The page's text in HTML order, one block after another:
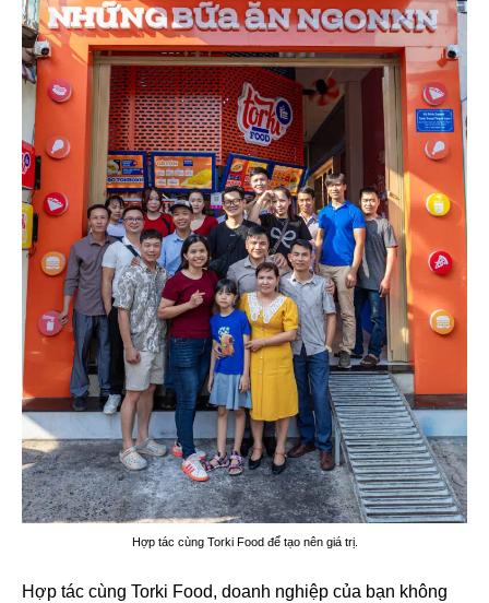
Hợp tác cùng Torki Food để tạo nên giá trị.
Hợp tác cùng Torki Food, doanh nghiệp của bạn không